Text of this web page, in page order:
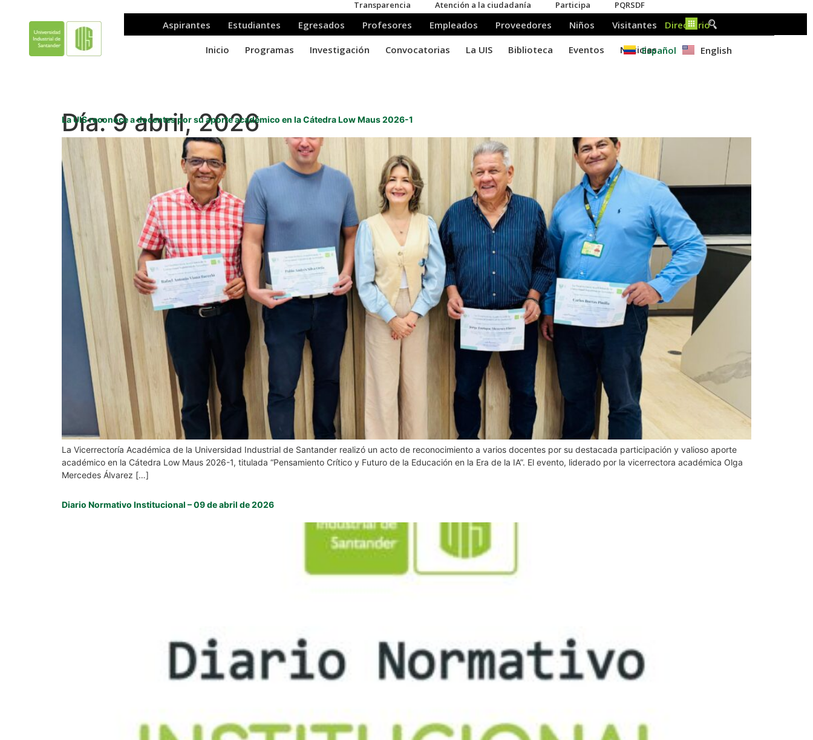
Español English
Día:9 abril, 2026
La UIS reconoce a docentes por su aporte académico en la Cátedra Low Maus 2026-1
La Vicerrectoría Académica de la Universidad Industrial de Santander realizó un acto de reconocimiento a varios docentes por su destacada participación y valioso aporte
académico en la Cátedra Low Maus 2026-1, titulada “Pensamiento Crítico y Futuro de la Educación en la Era de la IA”. El evento, liderado por la vicerrectora académica Olga
Mercedes Álvarez […]
Diario Normativo Institucional – 09 de abril de 2026